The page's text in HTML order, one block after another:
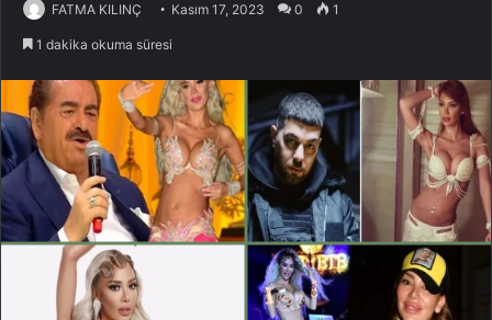
FATMA KILINÇ Kasım 17, 2023 0 1
1 dakika okuma süresi